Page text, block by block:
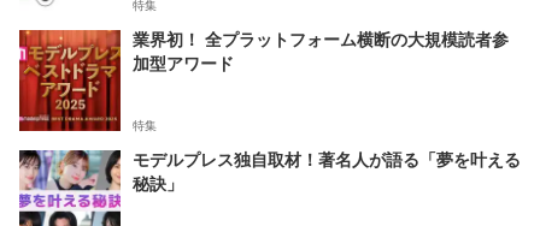
特集
業界初！ 全プラットフォーム横断の大規模読者参
加型アワード
特集
モデルプレス独自取材！著名人が語る「夢を叶える
秘訣」